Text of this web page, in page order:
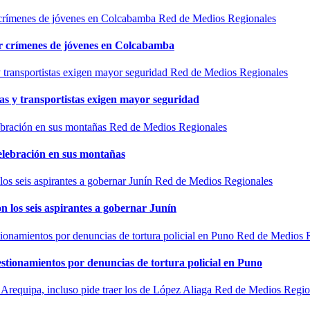
Red de Medios Regionales
de jóvenes en Colcabamba
Red de Medios Regionales
y transportistas exigen mayor seguridad
Red de Medios Regionales
en sus montañas
Red de Medios Regionales
los seis aspirantes a gobernar Junín
Red de Medios
por denuncias de tortura policial en Puno
Red de Medios